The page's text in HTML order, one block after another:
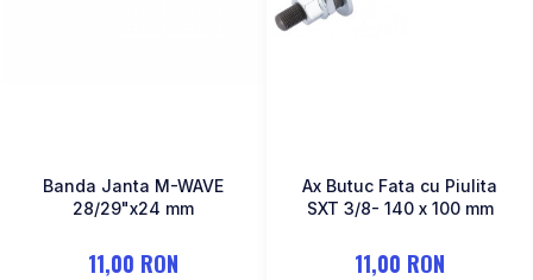
Banda Janta M-WAVE
28/29"x24 mm
11,00 RON
Ax Butuc Fata cu Piulita
SXT 3/8- 140 x 100 mm
11,00 RON